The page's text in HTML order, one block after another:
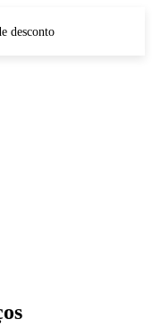
desconto